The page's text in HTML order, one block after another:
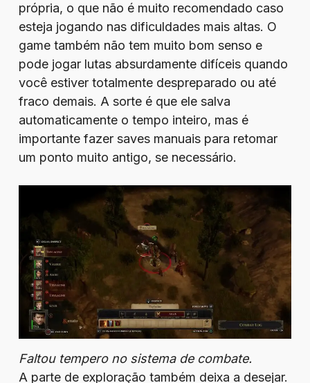
própria, o que não é muito recomendado caso
esteja jogando nas dificuldades mais altas. O
game também não tem muito bom senso e
pode jogar lutas absurdamente difíceis quando
você estiver totalmente despreparado ou até
fraco demais. A sorte é que ele salva
automaticamente o tempo inteiro, mas é
importante fazer saves manuais para retomar
um ponto muito antigo, se necessário.
Faltou tempero no sistema de combate.
A parte de exploração também deixa a desejar.